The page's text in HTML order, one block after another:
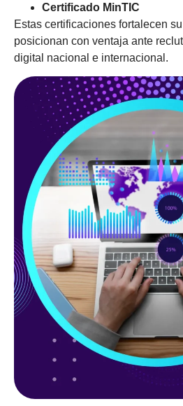
Certificado MinTIC
Estas certificaciones fortalecen
posicionan con ventaja ante
digital nacional e internacional.